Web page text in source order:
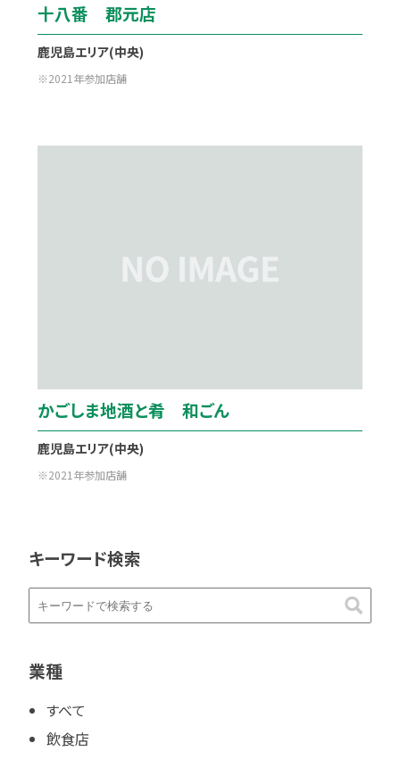
十八番 郡元店
鹿児島エリア(中央)
2021年参加店舗
かごしま地酒と肴 和ごん
鹿児島エリア(中央)
2021年参加店舗
キーワード検索
業種
すべて
飲食店